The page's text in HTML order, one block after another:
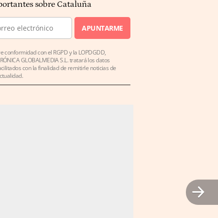
sobre Cataluña
APUNTARME
conformidad con el RGPD y la LOPDGDD,
GLOBALMEDIA S.L. tratará los datos
con la finalidad de remitirle noticias de